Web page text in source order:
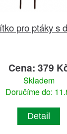
pro ptáky s
Cena: 379
Skladem
Doručíme do:
Detail